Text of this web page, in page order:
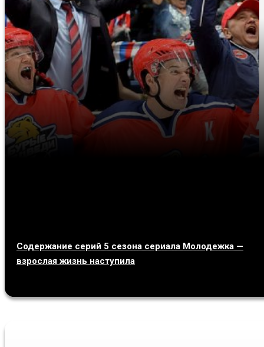
Содержание серий 5 сезона сериала Молодежка —
взрослая жизнь наступила